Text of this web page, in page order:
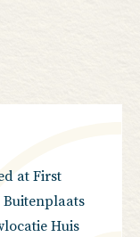
at First
Huis